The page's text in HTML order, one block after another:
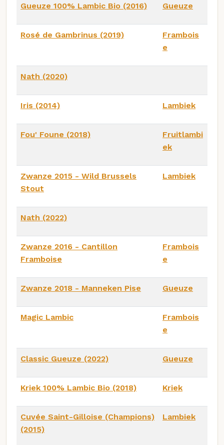
Gueuze 100% Lambic Bio (2016) Gueuze
Rosé de Gambrinus (2019)
Frambois
e
Nath (2020)
Iris (2014) Lambiek
Fou' Foune (2018)
Fruitlambi
ek
Zwanze 2015 - Wild Brussels
Stout
Lambiek
Nath (2022)
Zwanze 2016 - Cantillon
Framboise
Frambois
e
Zwanze 2018 - Manneken Pise Gueuze
Magic Lambic
Frambois
e
Classic Gueuze (2022) Gueuze
Kriek 100% Lambic Bio (2018) Kriek
Cuvée Saint-Gilloise (Champions)
(2015)
Lambiek